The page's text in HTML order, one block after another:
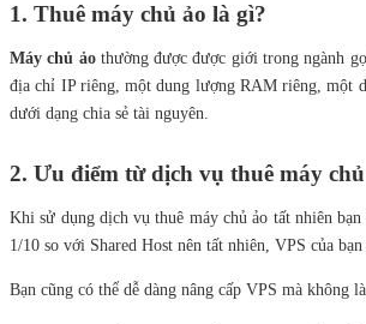
1. Thuê máy chủ ảo là gì?
Máy chủ ảothường được được giới trong ngành
địa chỉ IP riêng, một dung lượng RAM riêng, một
dưới dạng chia sẻ tài nguyên.
2. Ưu điểm từ dịch vụ thuê máy
Khi sử dụng dịch vụ thuê máy chủ ảo tất nhiên
1/10 so với Shared Host nên tất nhiên, VPS của
Bạn cũng có thể dễ dàng nâng cấp VPS mà không